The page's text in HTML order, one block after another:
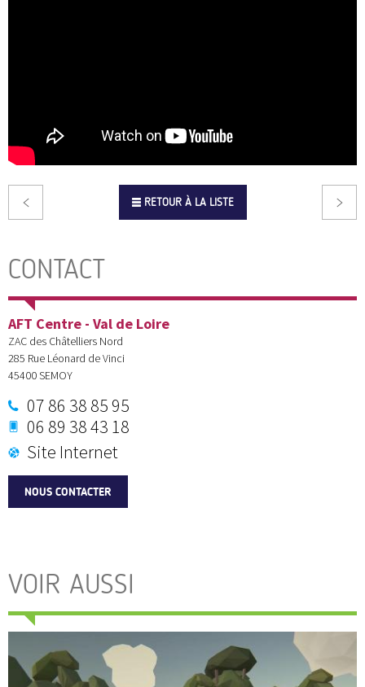
RETOUR À LA LISTE
CONTACT
AFT Centre - Val de Loire
ZAC des Châtelliers Nord
285 Rue Léonard de Vinci
45400SEMOY
07 86 38 85 95
06 89 38 43 18
Site Internet
NOUS CONTACTER
VOIR AUSSI